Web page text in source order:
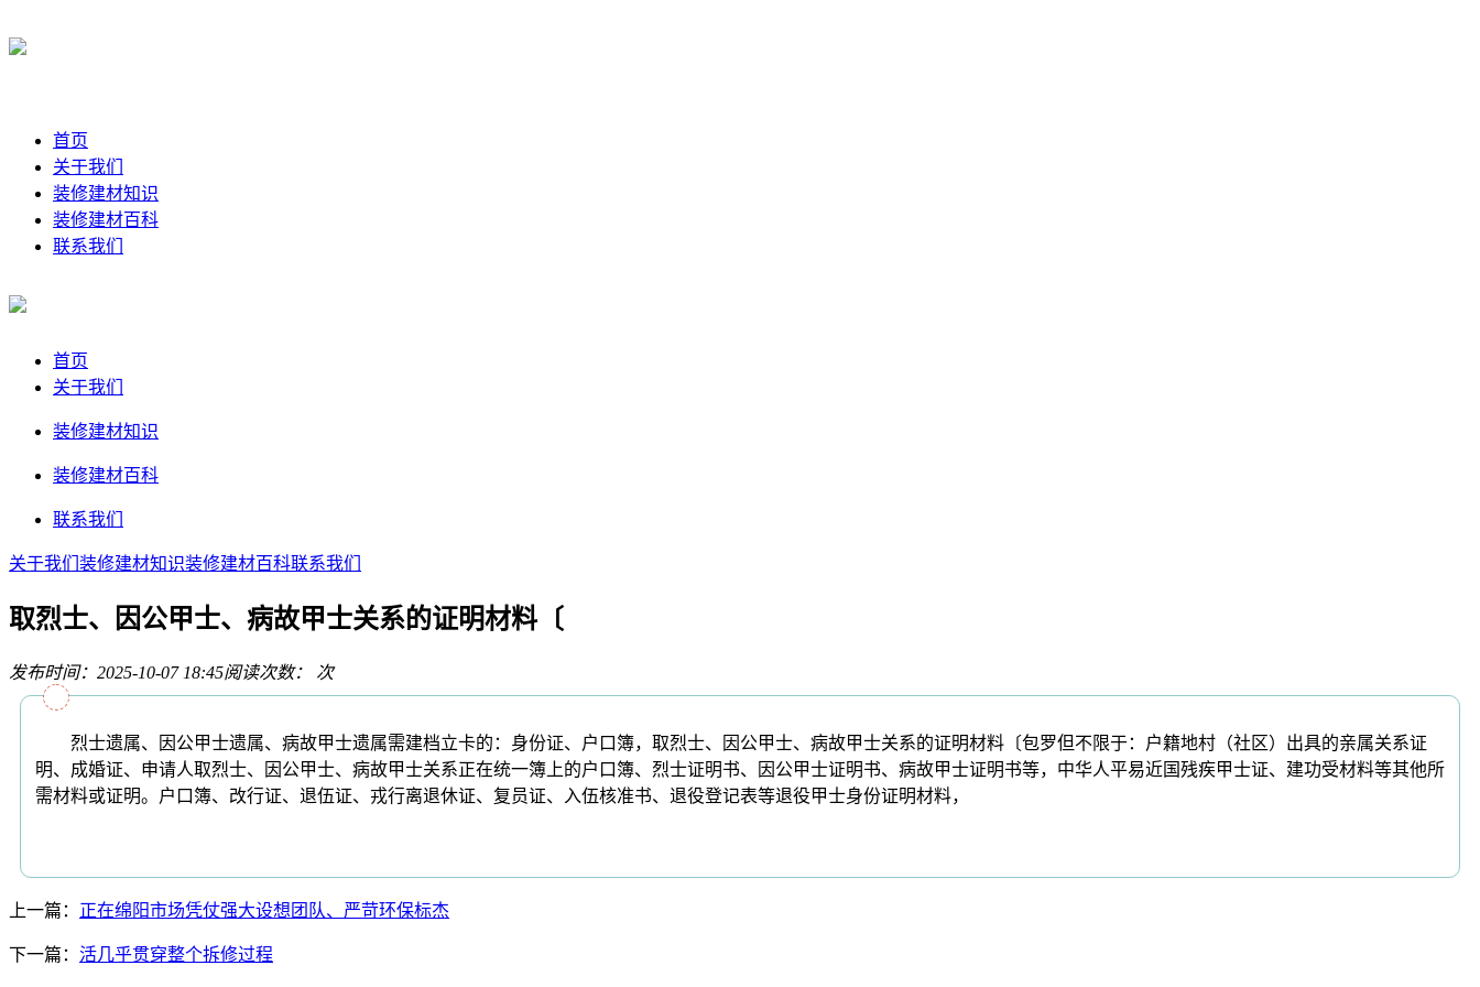
首页
关于我们
装修建材知识
装修建材百科
联系我们
首页
关于我们
装修建材知识
装修建材百科
联系我们
关于我们 装修建材知识装修建材百科联系我们
取烈士、因公甲士、病故甲士关系的证明材料〔
发布时间：2025-10-07 18:45阅读次数： 次
烈士遗属、因公甲士遗属、病故甲士遗属需建档立卡的：身份证、户口簿，取烈士、因公甲士、病故甲士关系的证明材料〔包罗但不限于：户籍地村（社区）出具的亲属关系证
明、成婚证、申请人取烈士、因公甲士、病故甲士关系正在统一簿上的户口簿、烈士证明书、因公甲士证明书、病故甲士证明书等，中华人平易近国残疾甲士证、建功受材料等其他所
需材料或证明。户口簿、改行证、退伍证、戎行离退休证、复员证、入伍核准书、退役登记表等退役甲士身份证明材料，
上一篇： 正在绵阳市场凭仗强大设想团队、严苛环保标杰
下一篇： 活几乎贯穿整个拆修过程